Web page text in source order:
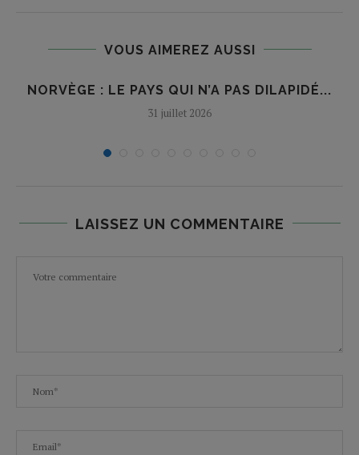
VOUS AIMEREZ AUSSI
NORVÈGE : LE PAYS QUI N’A PAS DILAPIDÉ...
31 juillet 2026
LAISSEZ UN COMMENTAIRE